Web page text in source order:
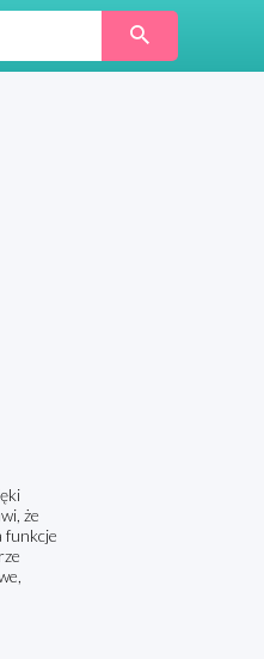
że
funkcje